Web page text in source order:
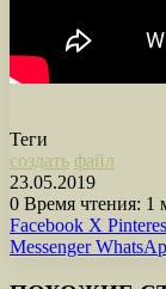
Теги
создать файл
23.05.2019
0 Время чтения: 1
Facebook X
Messenger